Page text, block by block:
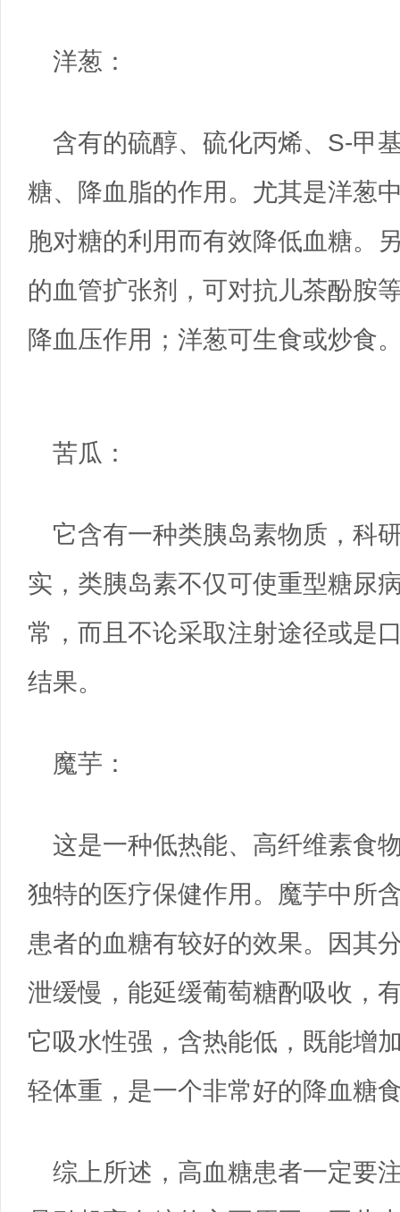
洋葱：
含有的硫醇、硫化丙烯、S-甲
糖、降血脂的作用。尤其是洋葱
胞对糖的利用而有效降低血糖。
的血管扩张剂，可对抗儿茶酚胺
降血压作用；洋葱可生食或炒食
苦瓜：
它含有一种类胰岛素物质，科
实，类胰岛素不仅可使重型糖尿
常，而且不论采取注射途径或是
结果。
魔芋：
这是一种低热能、高纤维素食
独特的医疗保健作用。魔芋中所
患者的血糖有较好的效果。因其
泄缓慢，能延缓葡萄糖酌吸收，
它吸水性强，含热能低，既能增
轻体重，是一个非常好的降血糖
综上所述，高血糖患者一定要